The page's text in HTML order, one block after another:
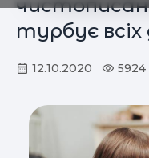
турбує
12.10.2020 5924